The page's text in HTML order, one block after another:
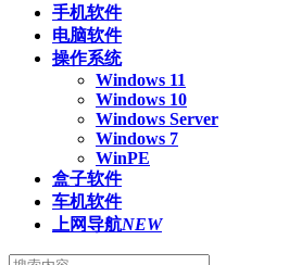
手机软件
电脑软件
操作系统
Windows 11
Windows 10
Windows Server
Windows 7
WinPE
盒子软件
车机软件
上网导航NEW